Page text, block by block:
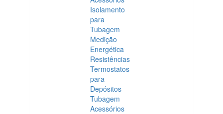
Isolamento
para
Tubagem
Medição
Energética
Resistências
Termostatos
para
Depósitos
Tubagem
Acessórios